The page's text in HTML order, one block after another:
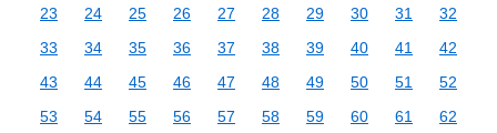
23
24 25 26 27 28 29 30 31
32
33
34 35 36 37 38 39 40 41
42
43
44 45 46 47 48 49 50 51
52
53
54 55 56 57 58 59 60 61
62